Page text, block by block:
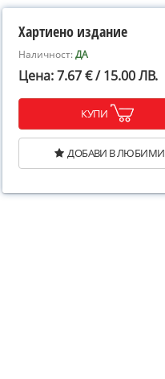
Хартиено издание
Наличност:ДА
Цена: 7.67 € / 15.00 ЛВ.
КУПИ
ДОБАВИ В ЛЮБИМИ